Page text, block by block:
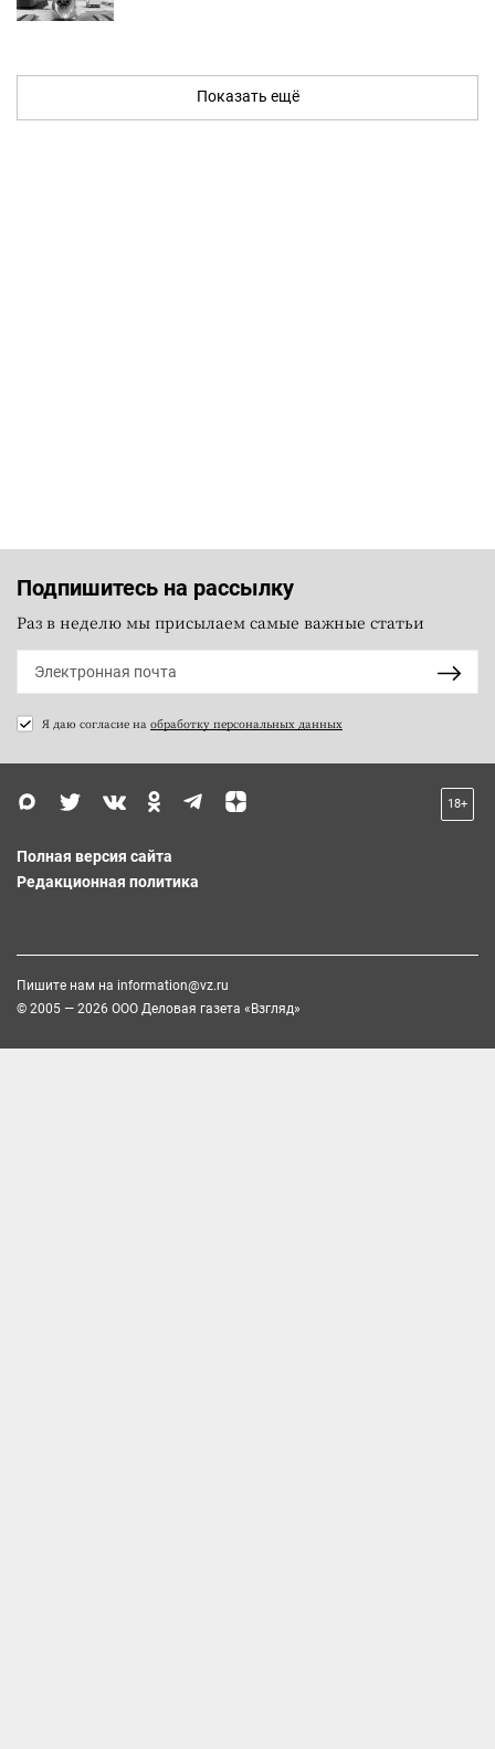
Показать ещё
Подпишитесь на рассылку
Раз в неделю мы присылаем самые важные статьи
Я даю согласие на обработку персональных данных
18+
Полная версия сайта
Редакционная политика
Пишите нам на information@vz.ru
© 2005 — 2026 ООО Деловая газета «Взгляд»